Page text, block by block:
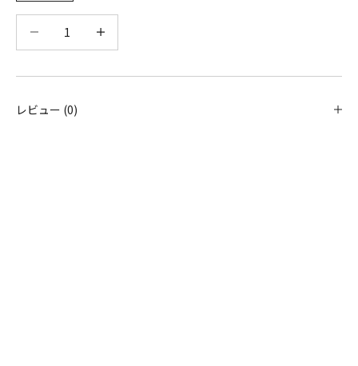
レビュー (0)